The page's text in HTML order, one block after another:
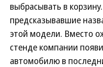
выбрасывать в
предсказывавшие
этой модели. Вместо
стенде компании
автомобилю в